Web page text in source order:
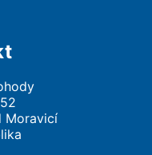
Moravicí